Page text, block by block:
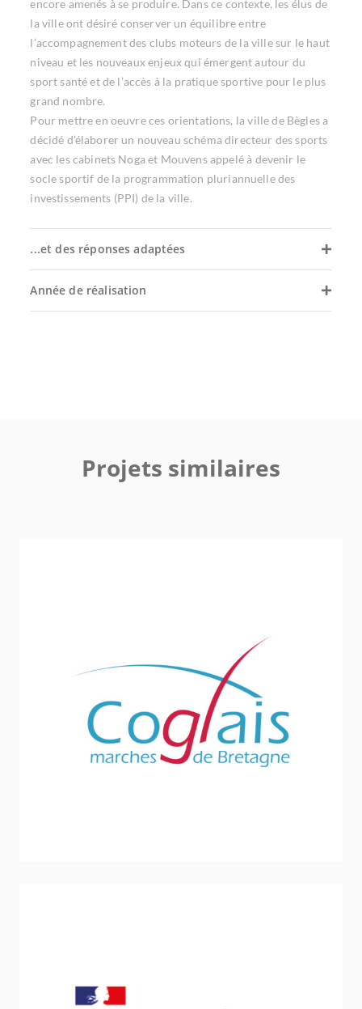
encore amenés à se produire. Dans ce contexte, les élus de
la ville ont désiré conserver un équilibre entre
l’accompagnement des clubs moteurs de la ville sur le haut
niveau et les nouveaux enjeux qui émergent autour du
sport santé et de l’accès à la pratique sportive pour le plus
grand nombre.
Pour mettre en oeuvre ces orientations, la ville de Bègles a
décidé d’élaborer un nouveau schéma directeur des sports
avec les cabinets Noga et Mouvens appelé à devenir le
socle sportif de la programmation pluriannuelle des
investissements (PPI) de la ville.
...et des réponses adaptées
Année de réalisation
Projets similaires
Coglais Communauté marche de Bretagne
Sport - Loisirs - Jeunesse